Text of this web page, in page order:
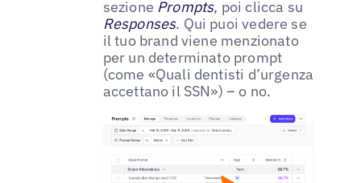
sezione Prompts, poi clicca su
Responses. Qui puoi vedere se
il tuo brand viene menzionato
per un determinato prompt
(come «Quali dentisti d’urgenza
accettano il SSN») – o no.